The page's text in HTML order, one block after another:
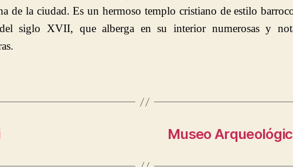
de la ciudad. Es un hermoso templo cristiano de estilo
siglo XVII, que alberga en su interior numerosas y
Museo